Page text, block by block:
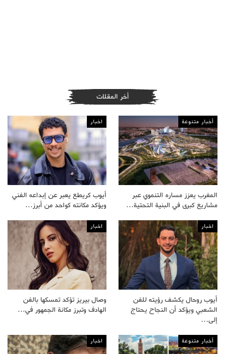
أخر المقلات
أخبار متنوعة
المغرب يعزز مساره التنموي عبر
مشاريع كبرى في البنية التحتية…
اخبار
أيوب كريطع يعبر عن إبداعه الفني
ويؤكد مكانته كواحد من أبرز…
اخبار
أيوب روحال يكشف رؤيته للفن
الشعبي ويؤكد أن النجاح يحتاج
إلى…
اخبار
وصال بيريز تؤكد تمسكها بالفن
الهادف وتبرز مكانة الجمهور في…
أخبار متنوعة اخبار